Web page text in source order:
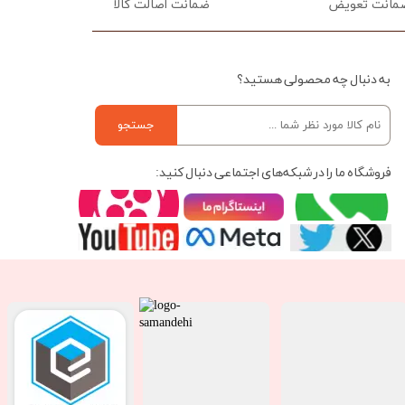
ضمانت اصالت کالا
به دنبال چه محصولی هستید؟
جستجو
فروشگاه ما را در شبکه‌های اجتماعی دنبال کنید: